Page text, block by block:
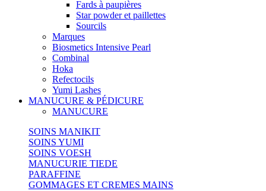
Fards à paupières
Star powder et paillettes
Sourcils
Marques
Biosmetics Intensive Pearl
Combinal
Hoka
Refectocils
Yumi Lashes
MANUCURE & PÉDICURE
MANUCURE
SOINS MANIKIT
SOINS YUMI
SOINS VOESH
MANUCURIE TIEDE
PARAFFINE
GOMMAGES ET CREMES MAINS